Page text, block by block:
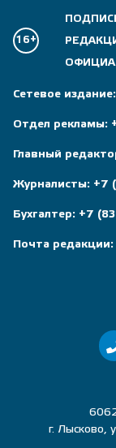
16+
Сетевое издание:
Отдел рекламы:
Главный
Журналисты: +7
Бухгалтер: +7
Почта редакции:
г. Лысково,